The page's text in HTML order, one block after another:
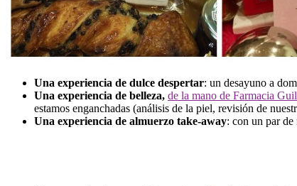
Una experiencia de dulce despertar: un desayuno a
Una experiencia de belleza, de la mano de Farmacia
estamos enganchadas (análisis de la piel, revisión de
Una experiencia de almuerzo take-away: con un par de